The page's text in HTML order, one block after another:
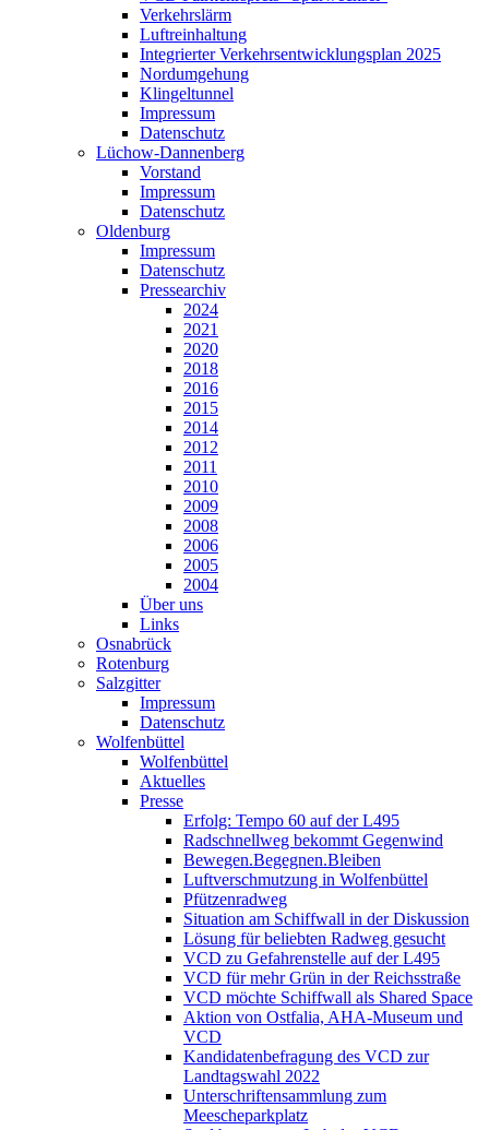
Verkehrslärm
Luftreinhaltung
Integrierter Verkehrsentwicklungsplan 2025
Nordumgehung
Klingeltunnel
Impressum
Datenschutz
Lüchow-Dannenberg
Vorstand
Impressum
Datenschutz
Oldenburg
Impressum
Datenschutz
Pressearchiv
2024
2021
2020
2018
2016
2015
2014
2012
2011
2010
2009
2008
2006
2005
2004
Über uns
Links
Osnabrück
Rotenburg
Salzgitter
Impressum
Datenschutz
Wolfenbüttel
Wolfenbüttel
Aktuelles
Presse
Erfolg: Tempo 60 auf der L495
Radschnellweg bekommt Gegenwind
Bewegen.Begegnen.Bleiben
Luftverschmutzung in Wolfenbüttel
Pfützenradweg
Situation am Schiffwall in der Diskussion
Lösung für beliebten Radweg gesucht
VCD zu Gefahrenstelle auf der L495
VCD für mehr Grün in der Reichsstraße
VCD möchte Schiffwall als Shared Space
Aktion von Ostfalia, AHA-Museum und
VCD
Kandidatenbefragung des VCD zur
Landtagswahl 2022
Unterschriftensammlung zum
Meescheparkplatz